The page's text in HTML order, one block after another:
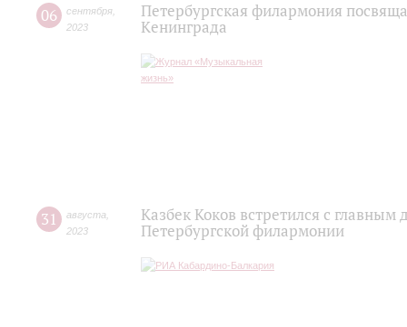
06 сентября
2023
Петербургская филармония
Kенинграда
31 августа
2023
Казбек Коков встретился с
Петербургской филармонии